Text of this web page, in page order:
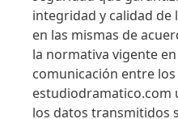
integridad y calidad
en las mismas de
la normativa vigente
comunicación entre
estudiodramatico.com
los datos transmitidos